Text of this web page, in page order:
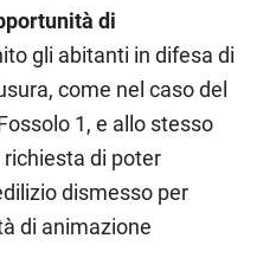
di
gli abitanti in difesa di
come nel caso del
1, e allo stesso
di poter
dismesso per
di animazione